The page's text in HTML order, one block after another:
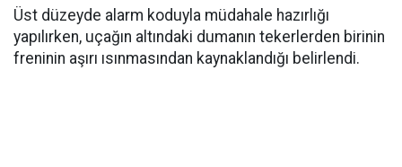
Üst düzeyde alarm koduyla müdahale hazırlığı
yapılırken, uçağın altındaki dumanın tekerlerden birinin
freninin aşırı ısınmasından kaynaklandığı belirlendi.